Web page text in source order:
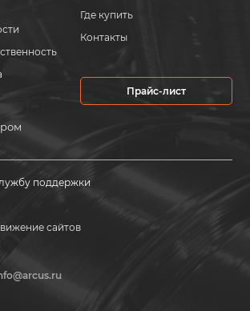
Где купить
Контакты
Прайс-лист
поддержки
сайтов